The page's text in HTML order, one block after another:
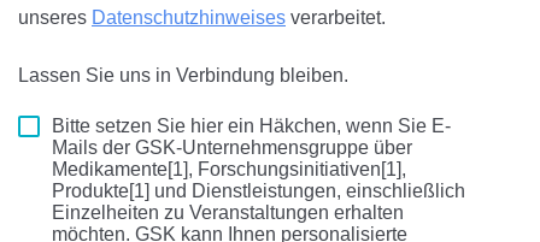
unseres Datenschutzhinweises verarbeitet.
Lassen Sie uns in Verbindung bleiben.
Bitte setzen Sie hier ein Häkchen, wenn Sie E-
Mails der GSK-Unternehmensgruppe über
Medikamente[1], Forschungsinitiativen[1],
Produkte[1] und Dienstleistungen, einschließlich
Einzelheiten zu Veranstaltungen erhalten
möchten. GSK kann Ihnen personalisierte